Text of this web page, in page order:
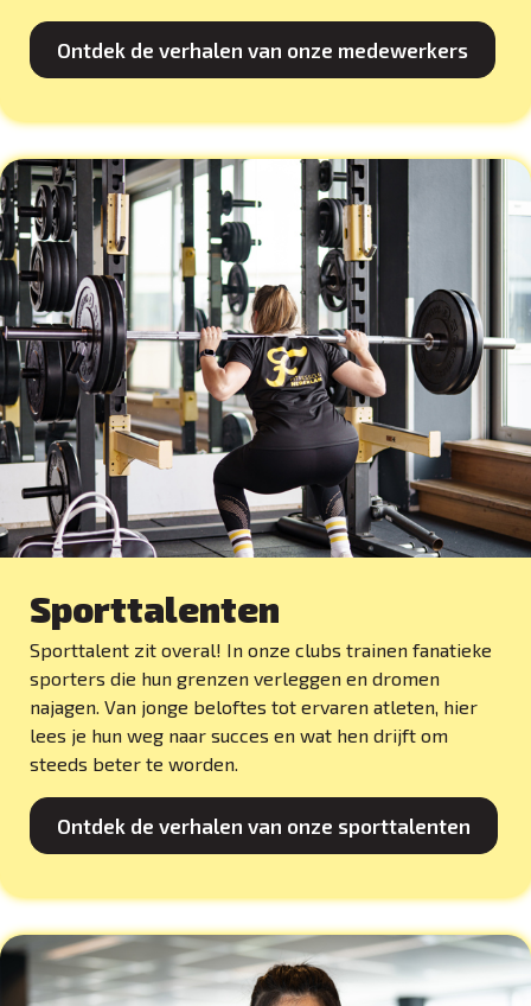
Ontdek de verhalen van onze medewerkers
Sporttalenten
Sporttalent zit overal! In onze clubs trainen fanatieke
sporters die hun grenzen verleggen en dromen
najagen. Van jonge beloftes tot ervaren atleten, hier
lees je hun weg naar succes en wat hen drijft om
steeds beter te worden.
Ontdek de verhalen van onze sporttalenten